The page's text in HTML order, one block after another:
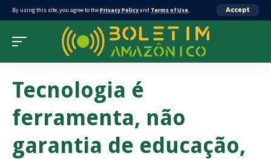
By using this site, you agree to thePrivacy Policyand Terms of Use. Accept
Tecnologia é
ferramenta, não
garantia de educação,